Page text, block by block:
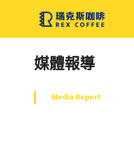
主
媒體報導
Media Report